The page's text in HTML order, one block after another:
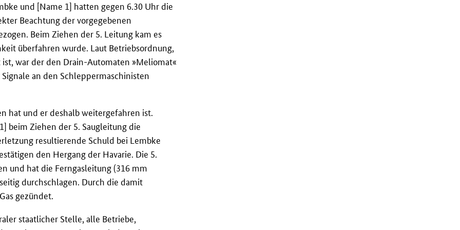
und [Name 1] hatten gegen 6.30 Uhr die
Beachtung der vorgegebenen
Beim Ziehen der 5. Leitung kam es
überfahren wurde. Laut Betriebsordnung,
war der den Drain-Automaten »Meliomat«
an den Schleppermaschinisten
hat und er deshalb weitergefahren ist.
beim Ziehen der 5. Saugleitung die
resultierende Schuld bei Lembke
den Hergang der Havarie. Die 5.
und hat die Ferngasleitung (316 mm
durchschlagen. Durch die damit
gezündet.
staatlicher Stelle, alle Betriebe,